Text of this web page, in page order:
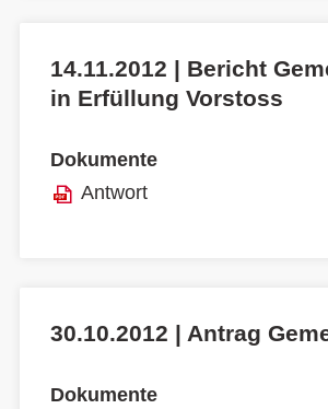
14.11.2012 | Bericht
in Erfüllung Vorstoss
Dokumente
Antwort
30.10.2012 | Antrag
Dokumente